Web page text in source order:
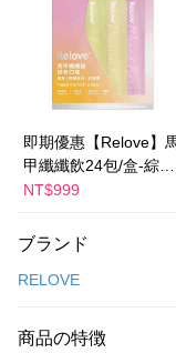
Apple Pay
JKOPAY
Google Pay
AFTEE代金後払い
説明
ウが表示されます。
即期優惠【Relove】
甲纖纖飲24包/盒-綜合
口味(效期2027-01-22)
NT$999
ブランド
RELOVE
商品の特徴